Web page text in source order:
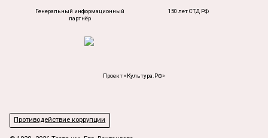
Генеральный информационный
партнёр
150 лет СТД РФ
Проект «Культура.РФ»
Противодействие коррупции